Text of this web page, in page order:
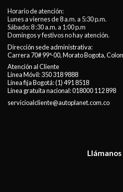
Horario de atención:
Lunes a viernes de 8 a.m. a 5:30 p.m.
Sábado: 8 :30 a.m. a 1:00 p.m
Domingos y festivos no hay atención.
Dirección sede administrativa:
Carrera 70# 99ª-00, Morato Bogota,
Atención al Cliente
Línea Móvil:350 318 9888
Línea fija Bogotá:(1) 491 8518
Línea gratuita nacional:018000 112 898
servicioalcliente@autoplanet.com.co
Llámanos